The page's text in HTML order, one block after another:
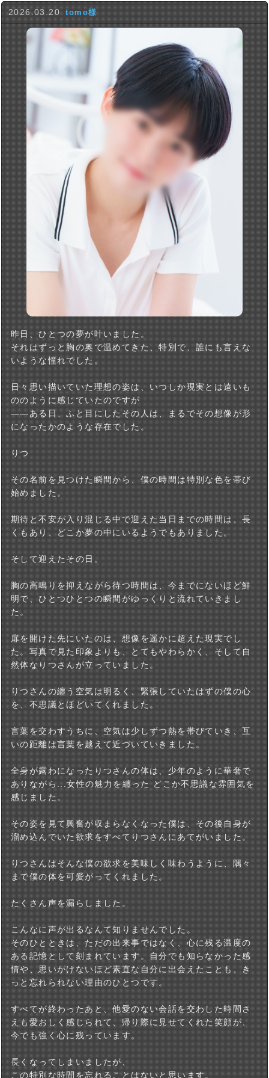
2026.03.20 tomo様
昨日、ひとつの夢が叶いました。
それはずっと胸の奥で温めてきた、特別で、誰にも言えな
いような憧れでした。
日々思い描いていた理想の姿は、いつしか現実とは遠いも
ののように感じていたのですが
――ある日、ふと目にしたその人は、まるでその想像が形
になったかのような存在でした。
りつ
その名前を見つけた瞬間から、僕の時間は特別な色を帯び
始めました。
期待と不安が入り混じる中で迎えた当日までの時間は、長
くもあり、どこか夢の中にいるようでもありました。
そして迎えたその日。
胸の高鳴りを抑えながら待つ時間は、今までにないほど鮮
明で、ひとつひとつの瞬間がゆっくりと流れていきまし
た。
扉を開けた先にいたのは、想像を遥かに超えた現実でし
た。写真で見た印象よりも、とてもやわらかく、そして自
然体なりつさんが立っていました。
りつさんの纏う空気は明るく、緊張していたはずの僕の心
を、不思議とほどいてくれました。
言葉を交わすうちに、空気は少しずつ熱を帯びていき、互
いの距離は言葉を越えて近づいていきました。
全身が露わになったりつさんの体は、少年のように華奢で
ありながら...女性の魅力を纏った どこか不思議な雰囲気を
感じました。
その姿を見て興奮が収まらなくなった僕は、その後自身が
溜め込んでいた欲求をすべてりつさんにあてがいました。
りつさんはそんな僕の欲求を美味しく味わうように、隅々
まで僕の体を可愛がってくれました。
たくさん声を漏らしました。
こんなに声が出るなんて知りませんでした。
そのひとときは、ただの出来事ではなく、心に残る温度の
ある記憶として刻まれています。自分でも知らなかった感
情や、思いがけないほど素直な自分に出会えたことも、き
っと忘れられない理由のひとつです。
すべてが終わったあと、他愛のない会話を交わした時間さ
えも愛おしく感じられて、帰り際に見せてくれた笑顔が、
今でも強く心に残っています。
長くなってしまいましたが、
この特別な時間を忘れることはないと思います。